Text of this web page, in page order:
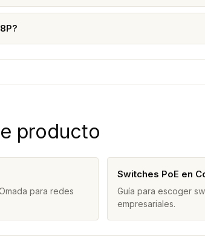
producto
para redes
Switches PoE en
Guía para escoger
empresariales.